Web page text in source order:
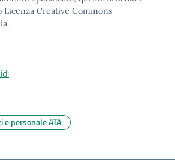
Creative Commons
e personale ATA